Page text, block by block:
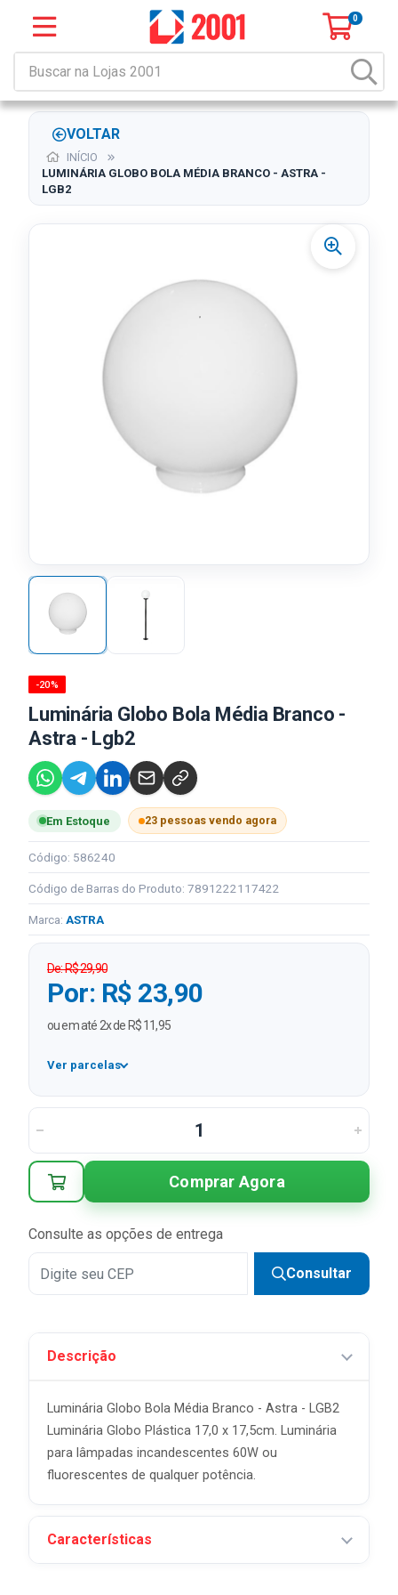
0
VOLTAR
INÍCIO
LUMINÁRIA GLOBO BOLA MÉDIA BRANCO - ASTRA -
LGB2
-20%
Luminária Globo Bola Média Branco -
Astra - Lgb2
Em Estoque 23 pessoas vendo agora
Código: 586240
Código de Barras do Produto: 7891222117422
Marca: ASTRA
De: R$ 29,90
Por: R$ 23,90
ou em até 2x de R$ 11,95
Ver parcelas
1x R$ 23,90
Comprar Agora
Consulte as opções de entrega
Consultar
Descrição
Luminária Globo Bola Média Branco - Astra - LGB2
Luminária Globo Plástica 17,0 x 17,5cm. Luminária
para lâmpadas incandescentes 60W ou
fluorescentes de qualquer potência.
Características